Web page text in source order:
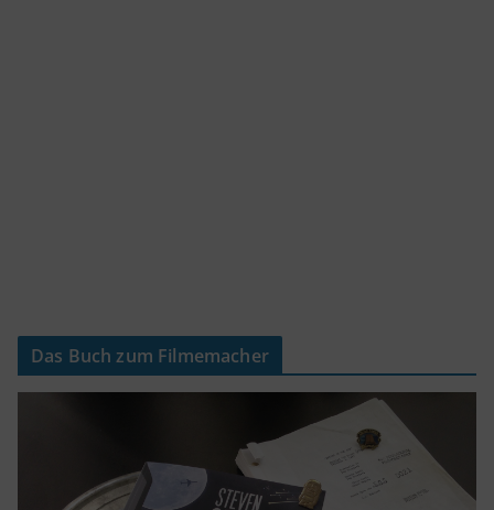
Das Buch zum Filmemacher